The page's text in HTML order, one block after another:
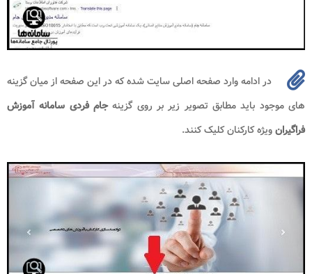
در ادامه وارد صفحه اصلی سایت شده که در این صفحه از میان گزینه
های موجود باید مطابق تصویر زیر بر روی گزینهجام فردی سامانه آموزش
فراگیرانویژه کارکنان کلیک کنند.